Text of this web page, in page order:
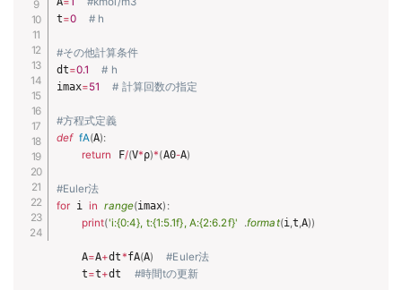
t=0 # h
#その他計算条件
dt=0.1
# h
imax=51 # 計算回数の指定
#方程式定義
def fA(A):
return
F/(V*ρ)*(A0-A)
#Euler法
for i in range(imax) :
print('i:{0:4}, t:{1:5.1f}, A:{2:6.2f}' .format(i,t,A))
    A
=A+dt *fA(A)
#Euler法
    t
=t+dt #時間tの更新